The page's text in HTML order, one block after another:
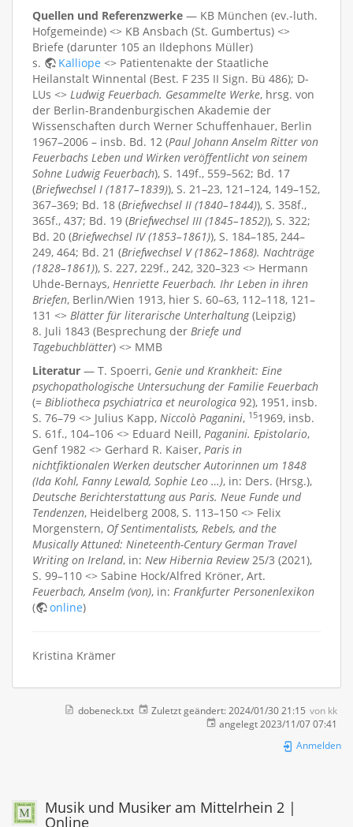
Quellen und Referenzwerke — KB München (ev.-luth.
Hofgemeinde) <> KB Ansbach (St. Gumbertus) <>
Briefe (darunter 105 an Ildephons Müller)
s.
Kalliope <> Patientenakte der Staatliche
Heilanstalt Winnental (Best. F 235 II Sign. Bü 486); D-
LUs <> Ludwig Feuerbach. Gesammelte Werke, hrsg. von
der Berlin-Brandenburgischen Akademie der
Wissenschaften durch Werner Schuffenhauer, Berlin
1967–2006 – insb. Bd. 12 (Paul Johann Anselm Ritter von
Feuerbachs Leben und Wirken veröffentlicht von seinem
Sohne Ludwig Feuerbach), S. 149f., 559–562; Bd. 17
(Briefwechsel I (1817–1839)), S. 21–23, 121–124, 149–152,
367–369; Bd. 18 (Briefwechsel II (1840–1844)), S. 358f.,
365f., 437; Bd. 19 (Briefwechsel III (1845–1852)), S. 322;
Bd. 20 (Briefwechsel IV (1853–1861)), S. 184–185, 244–
249, 464; Bd. 21 (Briefwechsel V (1862–1868). Nachträge
(1828–1861)), S. 227, 229f., 242, 320–323 <> Hermann
Uhde-Bernays, Henriette Feuerbach. Ihr Leben in ihren
Briefen, Berlin/Wien 1913, hier S. 60–63, 112–118, 121–
131 <> Blätter für literarische Unterhaltung(Leipzig)
8. Juli 1843 (Besprechung der Briefe und
Tagebuchblätter) <> MMB
Literatur — T. Spoerri, Genie und Krankheit: Eine
psychopathologische Untersuchung der Familie Feuerbach
(= Bibliotheca psychiatrica et neurologica 92), 1951, insb.
S. 76–79 <> Julius Kapp, Niccolò Paganini, 151969, insb.
S. 61f., 104–106 <> Eduard Neill, Paganini. Epistolario,
Genf 1982 <> Gerhard R. Kaiser, Paris in
nichtfiktionalen Werken deutscher Autorinnen um 1848
(Ida Kohl, Fanny Lewald, Sophie Leo …), in: Ders. (Hrsg.),
Deutsche Berichterstattung aus Paris. Neue Funde und
Tendenzen, Heidelberg 2008, S. 113–150 <> Felix
Morgenstern, Of Sentimentalists, Rebels, and the
Musically Attuned: Nineteenth-Century German Travel
Writing on Ireland, in: New Hibernia Review25/3 (2021),
S. 99–110 <> Sabine Hock/Alfred Kröner, Art.
Feuerbach, Anselm (von), in: Frankfurter Personenlexikon
(
online)
Kristina Krämer
dobeneck.txt Zuletzt geändert: 2024/01/30 21:15 von kk
angelegt 2023/11/07 07:41
Anmelden
Musik und Musiker am Mittelrhein 2 |
Online